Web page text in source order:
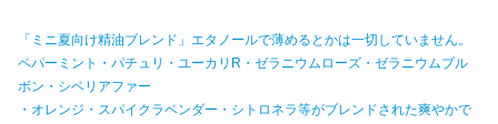
「ミニ夏向け精油ブレンド」エタノールで薄めるとかは一切していません。
ペパーミント・パチュリ・ユーカリR・ゼラニウムローズ・ゼラニウムブル
ボン・シベリアファー
・オレンジ・スパイクラベンダー・シトロネラ等がブレンドされた爽やかで